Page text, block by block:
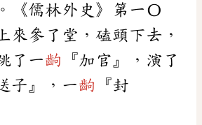
《儒林外史》第一〇
來參了堂，磕頭下去，
了一齣 『加官』，演了
子』，一齣 『封